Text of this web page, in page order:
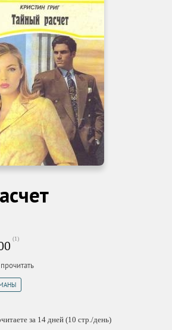
(1)
за 14 дней (10 стр./день)